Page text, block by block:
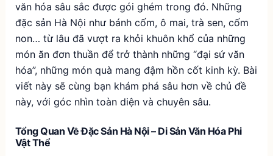
văn hóa sâu sắc được gói ghém trong đó. Những
đặc sản Hà Nội như bánh cốm, ô mai, trà sen, cốm
non… từ lâu đã vượt ra khỏi khuôn khổ của những
món ăn đơn thuần để trở thành những “đại sứ văn
hóa”, những món quà mang đậm hồn cốt kinh kỳ. Bài
viết này sẽ cùng bạn khám phá sâu hơn về chủ đề
này, với góc nhìn toàn diện và chuyên sâu.
Tổng Quan Về Đặc Sản Hà Nội – Di Sản Văn Hóa Phi
Vật Thể